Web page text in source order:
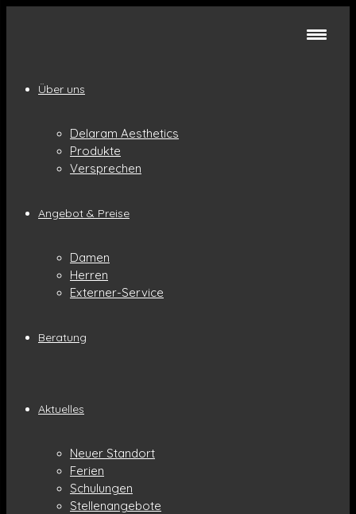
Über uns
Delaram Aesthetics
Produkte
Versprechen
Angebot & Preise
Damen
Herren
Externer-Service
Beratung
Aktuelles
Neuer Standort
Ferien
Schulungen
Stellenangebote